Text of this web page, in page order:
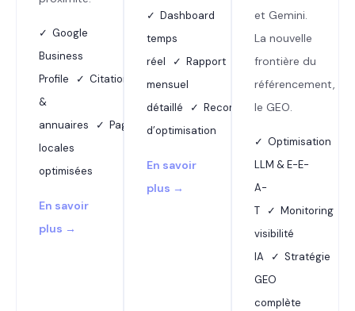
✓ Google
Business
Profile ✓ Citations
&
annuaires ✓ Pages
locales
optimisées
En savoir
plus →
✓ Dashboard
temps
réel ✓ Rapport
mensuel
détaillé ✓ Recommandations
d’optimisation
En savoir
plus →
et Gemini.
La nouvelle
frontière du
référencement,
le GEO.
✓ Optimisation
LLM & E-E-
A-
T ✓ Monitoring
visibilité
IA ✓ Stratégie
GEO
complète